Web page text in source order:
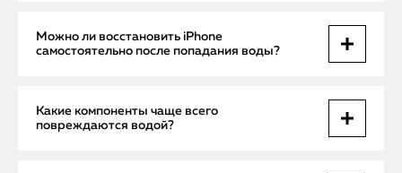
Цена зависит от степени повреждений. Бесплатный выезд
мастера и диагностика позволяют заранее оценить
Можно ли восстановить iPhone
самостоятельно после попадания воды?
Самостоятельные попытки включения или сушки феном
опасны и могут привести к КЗ платы и потере данных.
Рекомендуется профессиональная очистка и проверка.
Какие компоненты чаще всего
повреждаются водой?